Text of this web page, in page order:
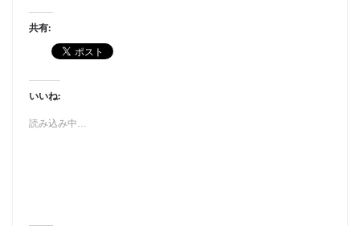
共有:
いいね:
読み込み中…